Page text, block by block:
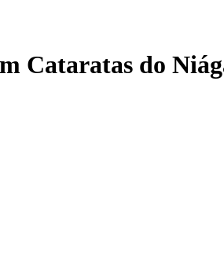
Cataratas do